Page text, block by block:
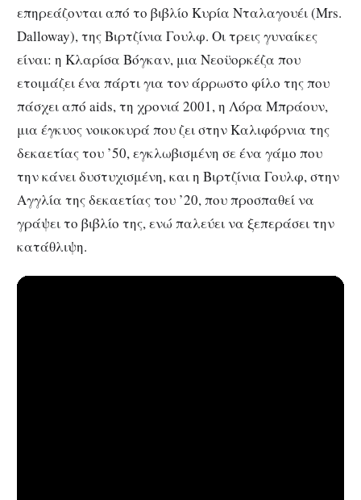
επηρεάζονται από το βιβλίο Κυρία Νταλαγουέι (Mrs.
Dalloway), της Βιρτζίνια Γουλφ. Οι τρεις γυναίκες
είναι: η Κλαρίσα Βόγκαν, μια Νεοϋορκέζα που
ετοιμάζει ένα πάρτι για τον άρρωστο φίλο της που
πάσχει από aids, τη χρονιά 2001, η Λόρα Μπράουν,
μια έγκυος νοικοκυρά που ζει στην Καλιφόρνια της
δεκαετίας του ’50, εγκλωβισμένη σε ένα γάμο που
την κάνει δυστυχισμένη, και η Βιρτζίνια Γουλφ, στην
Αγγλία της δεκαετίας του ’20, που προσπαθεί να
γράψει το βιβλίο της, ενώ παλεύει να ξεπεράσει την
κατάθλιψη.